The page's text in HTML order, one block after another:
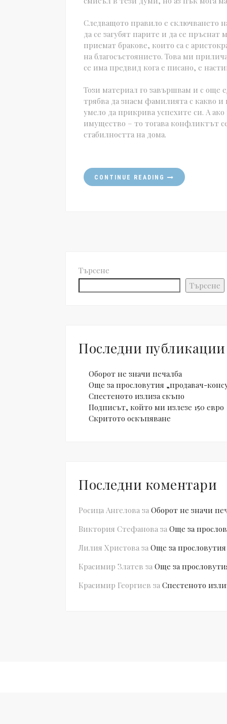
Следващото правило е сключването
да се загубят парите и да се
приемат бракове, които са с
на благосъстоянието. Това ми
се има предвид кога е писано, е
Този материал го завършвам и с
трябва да знаем фамилията с какво и
умело да прикрива успехите си. А
имущество – то тогава конфликтът
стабилността на дома.
CONTINUE READING
Търсене
Търсене
Последни публикации
Оборот не значи печалба
Още за прословутия „продавач-
Спестеното излиза скъпо
Подписът, който ми излезе 150 евро
Скритото оскъпяване
Последни коментари
Росица Ангелова за Оборот не значи
Виктория Стефанова за Още за
Лилия Христова за Още за
Красимир Златев за Още за
Красимир Георгиев за Спестеното